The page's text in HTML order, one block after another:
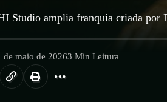
Studio amplia franquia criada por
maio de 20263 Min Leitura